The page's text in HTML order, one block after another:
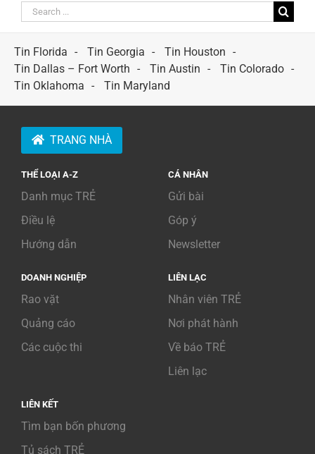
Search
for:
Tin Florida
Tin Georgia
Tin Houston
Tin Dallas – Fort Worth
Tin Austin
Tin Colorado
Tin Oklahoma
Tin Maryland
TRANG NHÀ
THỂ LOẠI A-Z
Danh mục TRẺ
Điều lệ
Hướng dẫn
CÁ NHÂN
Gửi bài
Góp ý
Newsletter
DOANH NGHIỆP
Rao vặt
Quảng cáo
Các cuộc thi
LIÊN LẠC
Nhân viên TRẺ
Nơi phát hành
Về báo TRẺ
Liên lạc
LIÊN KẾT
Tìm bạn bốn phương
Tủ sách TRẺ